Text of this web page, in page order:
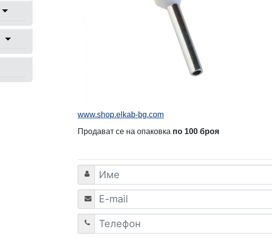
www.shop.elkab-bg.com
Продават се на опаковка по 100 броя